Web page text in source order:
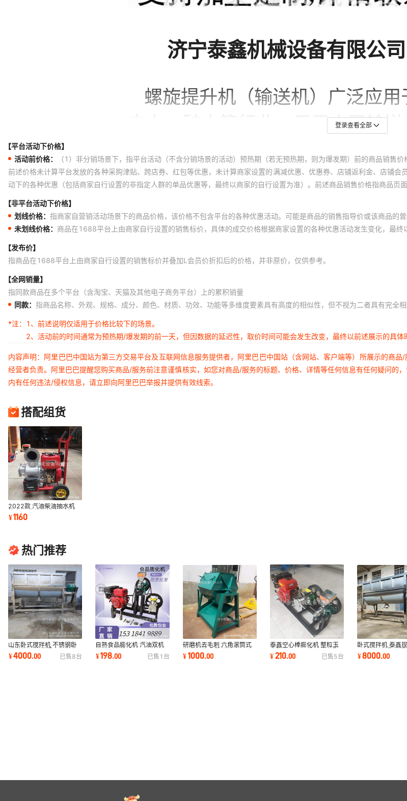
登录查看全部
【平台活动下价格】
活动前价格：
（1）非分销场景下，指平台活动（不含分销场景的活动）预热期（若无预热期，则为爆发期）前的商品销
前述价格未计算平台发放的各种采购津贴、跨店券、红包等优惠，未计算商家设置的满减优惠、优惠券、店铺返利金、店铺
动下的各种优惠（包括商家自行设置的非指定人群的单品优惠等，最终以商家的自行设置为准）。前述商品销售价格指商品页
【非平台活动下价格】
划线价格： 指商家自营销活动场景下的商品价格，该价格不包含平台的各种优惠活动。可能是商品的销售指导价或该商品的
未划线价格： 商品在1688平台上由商家自行设置的销售标价，具体的成交价格根据商家设置的各种优惠活动发生变化，最终
【发布价】
指商品在1688平台上由商家自行设置的销售标价并叠加L会员价折扣后的价格，并非原价，仅供参考。
【全网销量】
指同款商品在多个平台（含淘宝、天猫及其他电子商务平台）上的累积销量
同款： 指商品名称、外观、规格、成分、颜色、材质、功效、功能等多维度要素具有高度的相似性，但不视为二者具有完全相
*注：
1、前述说明仅适用于价格比较下的场景。
2、活动前的时间通常为预热期/爆发期的前一天，但因数据的延迟性，取价时间可能会发生改变，最终以前述展示的具体
内容声明：阿里巴巴中国站为第三方交易平台及互联网信息服务提供者，阿里巴巴中国站（含网站、客户端等）所展示的商
经营者负责。阿里巴巴提醒您购买商品/服务前注意谨慎核实，如您对商品/服务的标题、价格、详情等任何信息有任何疑问
内有任何违法/侵权信息，请立即向阿里巴巴举报并提供有效线索。
搭配组货
2022款 汽油柴油抽水机
抽水泵 柴油机抽水泵抽水
机 质量可靠
¥1160
热门推荐
山东卧式搅拌机 不锈钢卧
式搅拌机 洛带混合机批发
搅拌机图片
¥4000.00 已售8台
自熟食品膨化机 汽油双机
头面包车载 家用两项电机
款
¥198.00 已售 1 台
研磨机去毛刺 六角滚筒式
抛光机 多角除锈抛光机 曲
阜抛光机现货
¥1000.00
泰鑫空心棒膨化机 整粒玉
米膨化机 190汽油麻花型
膨化机包教技术
¥210.00 已售5台
卧式搅拌机 泰鑫
不锈钢干粉颗粒混
2000升304材质
¥8000.00